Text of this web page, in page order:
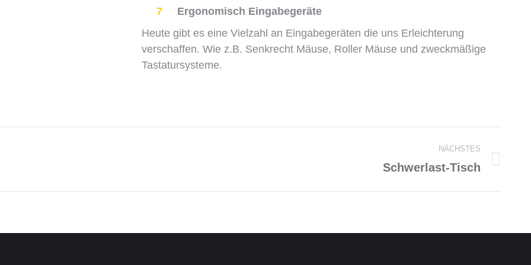
7 Ergonomisch Eingabegeräte
Heute gibt es eine Vielzahl an Eingabegeräten die uns Erleichterung
verschaffen. Wie z.B. Senkrecht Mäuse, Roller Mäuse und zweckmäßige
Tastatursysteme.
NÄCHSTES
Schwerlast-Tisch